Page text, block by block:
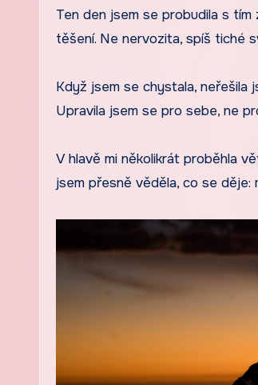
Ten den jsem se probudila s tím
těšení. Ne nervozita, spíš tiché
Když jsem se chystala, neřešila
Upravila jsem se pro sebe, ne
V hlavě mi několikrát proběhla
jsem přesně věděla, co se